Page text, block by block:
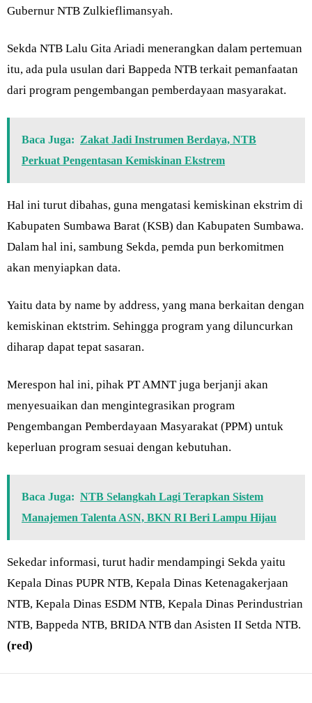
Gubernur NTB Zulkieflimansyah.
Sekda NTB Lalu Gita Ariadi menerangkan dalam pertemuan
itu, ada pula usulan dari Bappeda NTB terkait pemanfaatan
dari program pengembangan pemberdayaan masyarakat.
Baca Juga: Zakat Jadi Instrumen Berdaya, NTB
Perkuat Pengentasan Kemiskinan Ekstrem
Hal ini turut dibahas, guna mengatasi kemiskinan ekstrim di
Kabupaten Sumbawa Barat (KSB) dan Kabupaten Sumbawa.
Dalam hal ini, sambung Sekda, pemda pun berkomitmen
akan menyiapkan data.
Yaitu data by name by address, yang mana berkaitan dengan
kemiskinan ektstrim. Sehingga program yang diluncurkan
diharap dapat tepat sasaran.
Merespon hal ini, pihak PT AMNT juga berjanji akan
menyesuaikan dan mengintegrasikan program
Pengembangan Pemberdayaan Masyarakat (PPM) untuk
keperluan program sesuai dengan kebutuhan.
Baca Juga: NTB Selangkah Lagi Terapkan Sistem
Manajemen Talenta ASN, BKN RI Beri Lampu Hijau
Sekedar informasi, turut hadir mendampingi Sekda yaitu
Kepala Dinas PUPR NTB, Kepala Dinas Ketenagakerjaan
NTB, Kepala Dinas ESDM NTB, Kepala Dinas Perindustrian
NTB, Bappeda NTB, BRIDA NTB dan Asisten II Setda NTB.
(red)